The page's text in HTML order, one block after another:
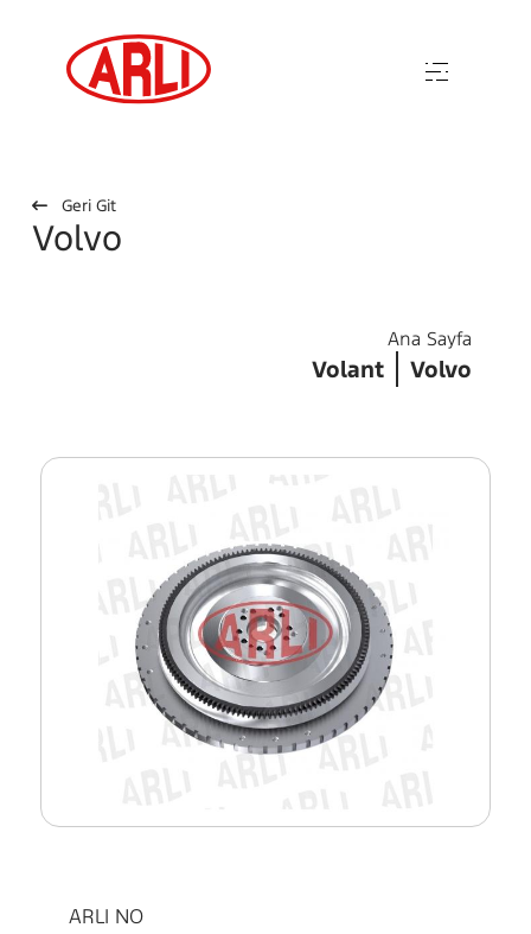
Geri Git
Volvo
Ana Sayfa
Volant Volvo
ARLI NO